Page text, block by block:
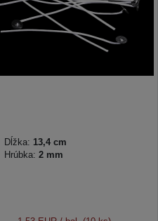
Dĺžka: 13,4 cm
Hrúbka: 2 mm